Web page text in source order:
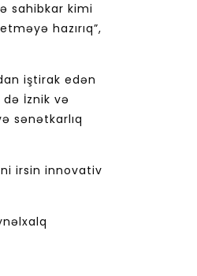
sahibkar kimi
hazırıq”,
iştirak edən
İznik və
sənətkarlıq
irsin innovativ